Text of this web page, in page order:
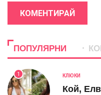
КОМЕНТИРАЙ
ПОПУЛЯРНИ
1 КЛЮКИ
Кой,